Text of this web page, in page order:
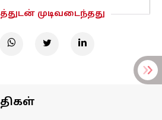
முடிவடைந்தது